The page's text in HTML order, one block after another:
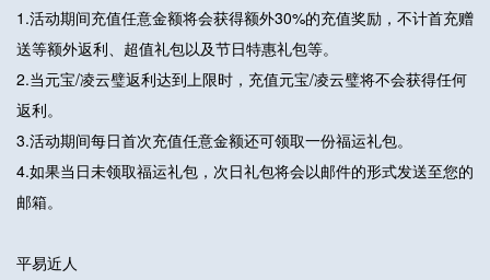
1.活动期间充值任意金额将会获得额外30%的充值奖励，不计首充赠
送等额外返利、超值礼包以及节日特惠礼包等。
2.当元宝/凌云璧返利达到上限时，充值元宝/凌云璧将不会获得任何
返利。
3.活动期间每日首次充值任意金额还可领取一份福运礼包。
4.如果当日未领取福运礼包，次日礼包将会以邮件的形式发送至您的
邮箱。
平易近人